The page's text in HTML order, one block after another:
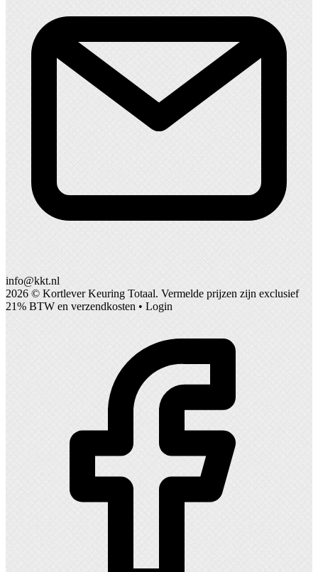
info@kkt.nl
2026 © Kortlever Keuring Totaal. Vermelde prijzen zijn exclusief
21% BTW en verzendkosten • Login